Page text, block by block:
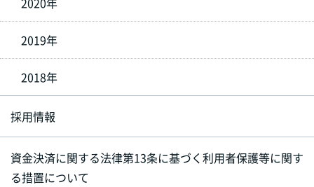
2019年
2018年
採用情報
資金決済に関する法律第13条に基づく利用者保護等に関す
る措置について